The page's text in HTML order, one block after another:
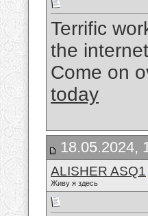
Terrific
the
Come on
today
18.05.2024,
ALISHER ASQ1
Живу я здесь